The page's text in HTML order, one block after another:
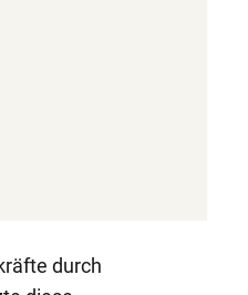
durch